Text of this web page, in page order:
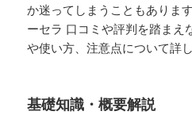
か迷ってしまうこともありま
ーセラ 口コミや評判を踏まえ
や使い方、注意点について詳
基礎知識・概要解説